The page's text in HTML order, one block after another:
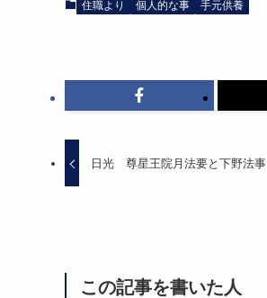
住職より 個人的な事 手元供養
日光 尊星王院月法要と下野法事
この記事を書いた人